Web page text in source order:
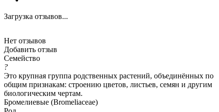
Загрузка отзывов...
Нет отзывов
Добавить отзыв
Семейство
?
Это крупная группа родственных растений, объединённых по
общим признакам: строению цветов, листьев, семян и другим
биологическим чертам.
Бромелиевые (Bromeliaceae)